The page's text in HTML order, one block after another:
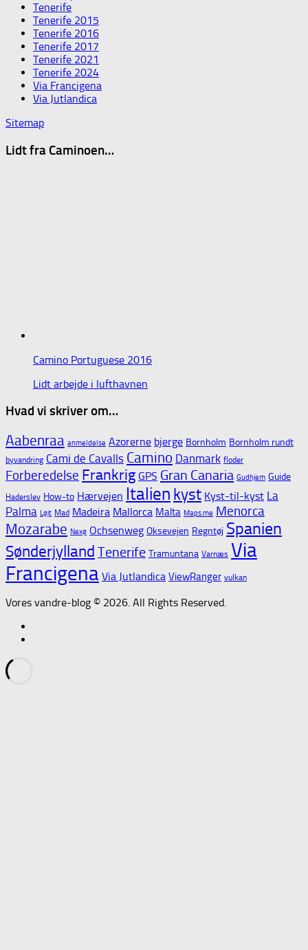
Tenerife
Tenerife 2015
Tenerife 2016
Tenerife 2017
Tenerife 2021
Tenerife 2024
Via Francigena
Via Jutlandica
Sitemap
Lidt fra Caminoen…
Camino Portuguese 2016
Lidt arbejde i lufthavnen
Hvad vi skriver om…
Aabenraa anmeldelse Azorerne bjerge Bornholm Bornholm rundt
byvandring Cami de Cavalls Camino Danmark floder
Forberedelse Frankrig GPS Gran Canaria Gudhjem Guide
Haderslev How-to Hærvejen Italien kyst Kyst-til-kyst La
Palma Løjt Mad Madeira Mallorca Malta Maps.me Menorca
Mozarabe Nexø Ochsenweg Oksevejen Regntøj Spanien
Sønderjylland Tenerife Tramuntana Varnæs Via
Francigena Via Jutlandica ViewRanger vulkan
Vores vandre-blog © 2026. All Rights Reserved.